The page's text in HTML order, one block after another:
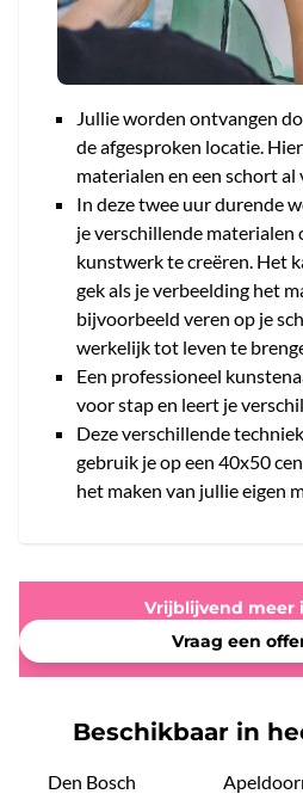
Jullie worden ontvangen
de afgesproken locatie.
materialen en een schort al
In deze twee uur durende
je verschillende materialen
kunstwerk te creëren. Het
gek als je verbeelding het
bijvoorbeeld veren op je
werkelijk tot leven te
Een professioneel
voor stap en leert je
Deze verschillende
gebruik je op een 40x50
het maken van jullie eigen
Vrijblijvend meer
Vraag een
Beschikbaar in
Den Bosch